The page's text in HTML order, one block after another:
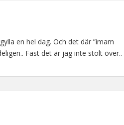
en hel dag. Och det där ”imam
Fast det är jag inte stolt över..